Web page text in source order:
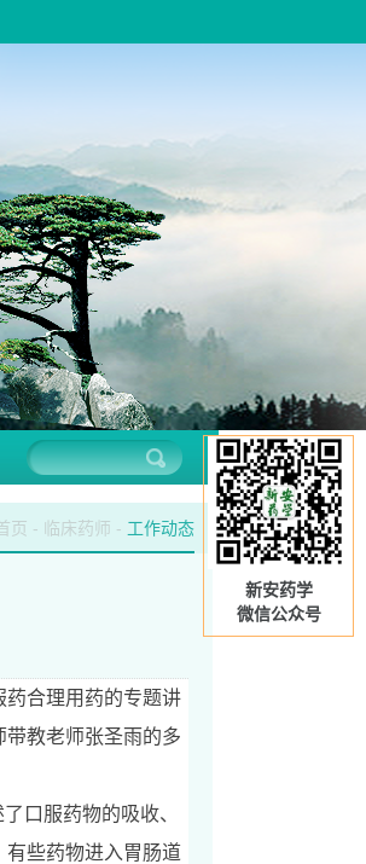
新安药学
微信公众号
页 - 临床药师 - 工作动态
药合理用药的专题讲
教老师张圣雨的多
口服药物的吸收、
有些药物进入胃肠道